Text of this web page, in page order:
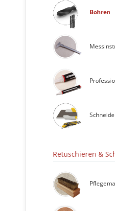
Bohren
Retuschieren &